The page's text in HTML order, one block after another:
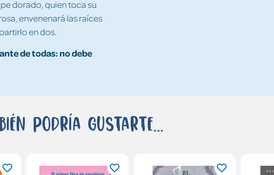
dorado, quien toca su
envenenará las raíces
en dos.
de todas: no debe
podría gustarte...